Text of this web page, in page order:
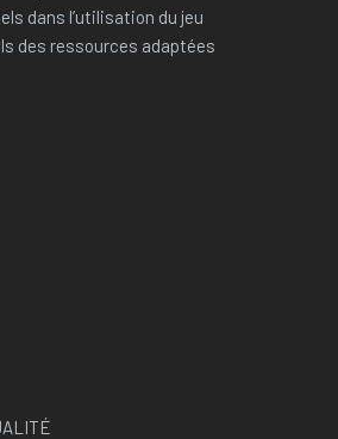
dans l’utilisation du jeu
des ressources adaptées